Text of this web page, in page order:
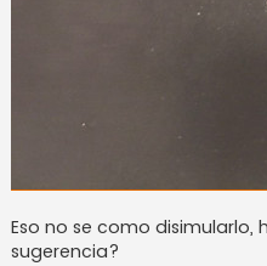
Eso no se como
sugerencia?